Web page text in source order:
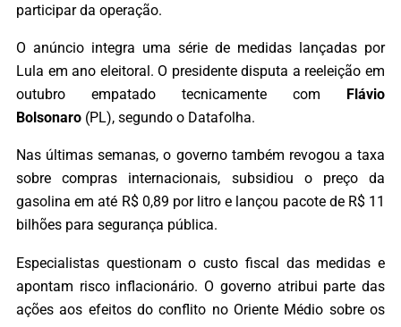
participar da operação.
O anúncio integra uma série de medidas lançadas por
Lula em ano eleitoral. O presidente disputa a reeleição em
outubro empatado tecnicamente com Flávio
Bolsonaro (PL), segundo o Datafolha.
Nas últimas semanas, o governo também revogou a taxa
sobre compras internacionais, subsidiou o preço da
gasolina em até R$ 0,89 por litro e lançou pacote de R$ 11
bilhões para segurança pública.
Especialistas questionam o custo fiscal das medidas e
apontam risco inflacionário. O governo atribui parte das
ações aos efeitos do conflito no Oriente Médio sobre os